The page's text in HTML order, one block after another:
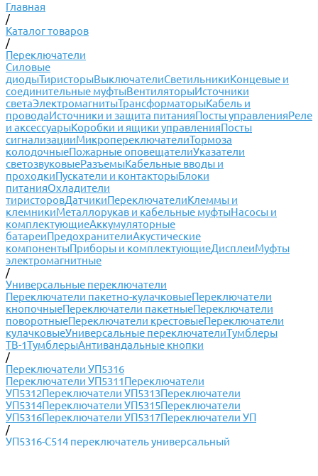
Главная
/
Каталог товаров
/
Переключатели
Силовые
диодыТиристорыВыключателиСветильникиКонцевые и
соединительные муфтыВентиляторыИсточники
светаЭлектромагнитыТрансформаторыКабель и
проводаИсточники и защита питанияПосты управленияРеле
и аксессуарыКоробки и ящики управленияПосты
сигнализацииМикропереключателиТормоза
колодочныеПожарные оповещателиУказатели
светозвуковыеРазъемыКабельные вводы и
проходкиПускатели и контакторыБлоки
питанияОхладители
тиристоровДатчикиПереключателиКлеммы и
клемникиМеталлорукав и кабельные муфтыНасосы и
комплектующиеАккумуляторные
батареиПредохранителиАкустические
компонентыПриборы и комплектующиеДисплеиМуфты
электромагнитные
/
Универсальные переключатели
Переключатели пакетно-кулачковыеПереключатели
кнопочныеПереключатели пакетныеПереключатели
поворотныеПереключатели крестовыеПереключатели
кулачковыеУниверсальные переключателиТумблеры
ТВ-1ТумблерыАнтивандальные кнопки
/
Переключатели УП5316
Переключатели УП5311Переключатели
УП5312Переключатели УП5313Переключатели
УП5314Переключатели УП5315Переключатели
УП5316Переключатели УП5317Переключатели УП
/
УП5316-С514 переключатель универсальный